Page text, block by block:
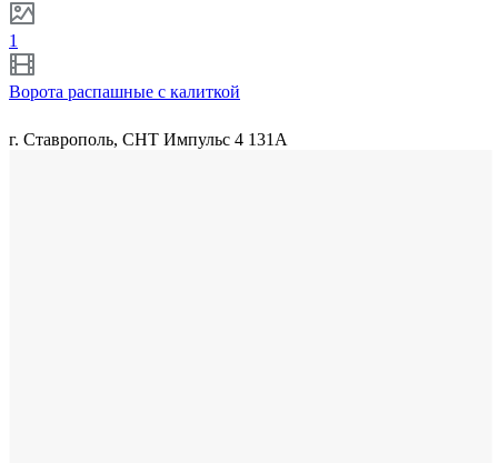
1
Ворота распашные с калиткой
г. Ставрополь, СНТ Импульс 4 131А